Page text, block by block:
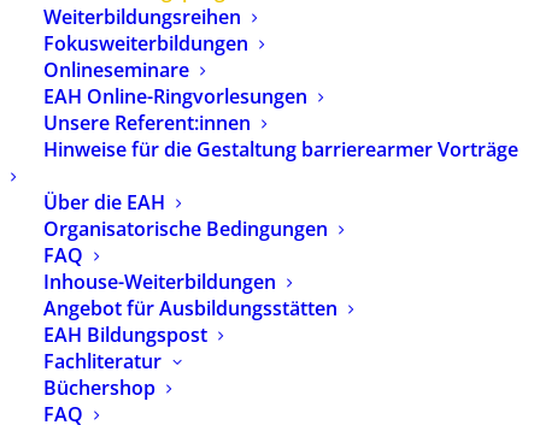
Weiterbildungsreihen
Fokusweiterbildungen
Onlineseminare
EAH Online-Ringvorlesungen
Unsere Referent:innen
Hinweise für die Gestaltung barrierearmer Vorträge
Über die EAH
Organisatorische Bedingungen
FAQ
Inhouse-Weiterbildungen
Angebot für Ausbildungsstätten
EAH Bildungspost
Fachliteratur
Büchershop
FAQ
Ort:
Seminarnummer:
Seminar-Nr.: 26 F 7.3